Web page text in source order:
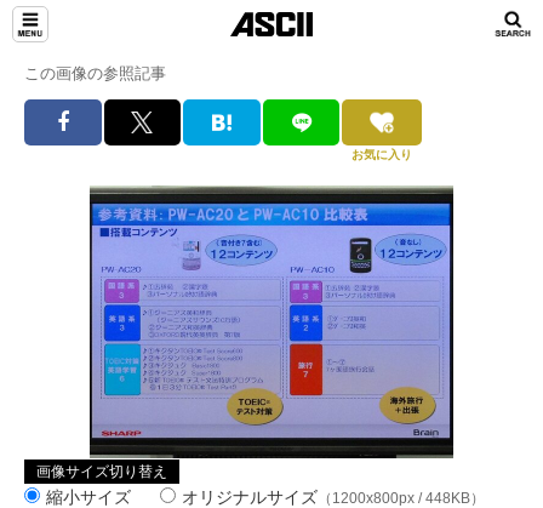
この画像の参照記事
お気に入り
画像サイズ切り替え
縮小サイズ オリジナルサイズ （1200x800px / 448KB）